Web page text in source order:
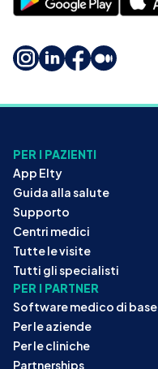
PER I PAZIENTI
App Elty
Guida alla salute
Supporto
Centri medici
Tutte le visite
Tutti gli specialisti
PER I PARTNER
Software medico di base
Per le aziende
Per le cliniche
Partnerships